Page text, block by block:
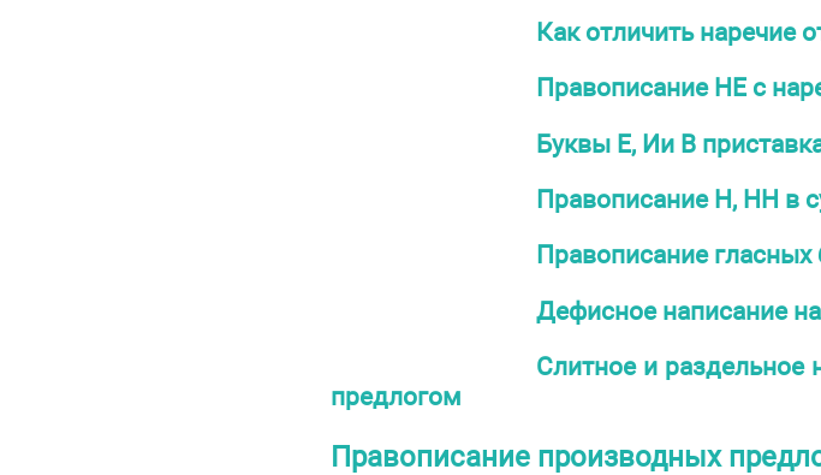
Как отличить наречие
Правописание НЕ с
Буквы Е, Ии В
Правописание Н, НН в
Правописание гласных
Дефисное написание
Слитное и раздельное
предлогом
Правописание производных